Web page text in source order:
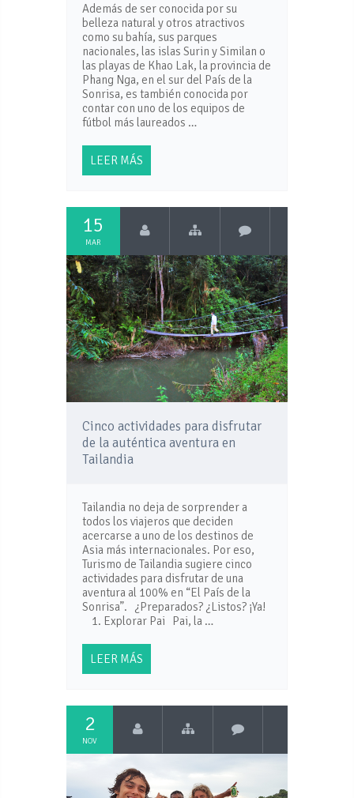
Además de ser conocida por su
belleza natural y otros atractivos
como su bahía, sus parques
nacionales, las islas Surin y Similan o
las playas de Khao Lak, la provincia de
Phang Nga, en el sur del País de la
Sonrisa, es también conocida por
contar con uno de los equipos de
fútbol más laureados …
LEER MÁS
15
MAR
Cinco actividades para disfrutar
de la auténtica aventura en
Tailandia
Tailandia no deja de sorprender a
todos los viajeros que deciden
acercarse a uno de los destinos de
Asia más internacionales. Por eso,
Turismo de Tailandia sugiere cinco
actividades para disfrutar de una
aventura al 100% en “El País de la
Sonrisa”. ¿Preparados? ¿Listos? ¡Ya!
1. Explorar Pai Pai, la …
LEER MÁS
2
NOV